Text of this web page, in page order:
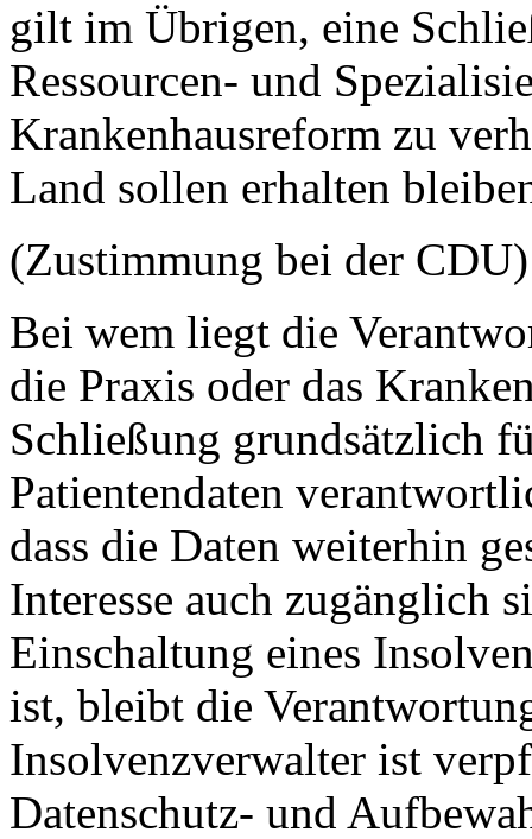
gilt im Übrigen, eine
Ressourcen- und
Krankenhausreform zu
Land sollen erhalten
(Zustimmung bei der CDU)
Bei wem liegt die
die Praxis oder das
Schließung grundsätzlich
Patientendaten
dass die Daten weiterhin
Interesse auch zugänglich
Einschaltung eines
ist, bleibt die
Insolvenzverwalter ist
Datenschutz- und